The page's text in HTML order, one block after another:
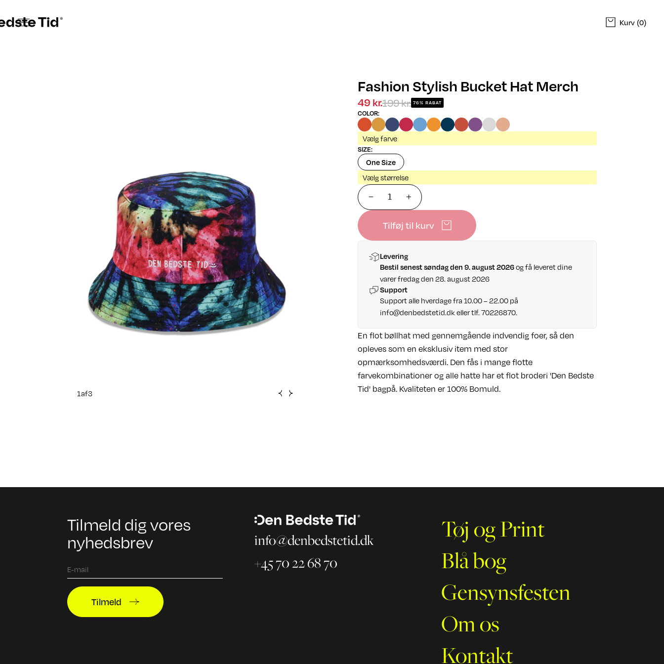
Kurv (0)
1af3
Fashion Stylish Bucket Hat Merch
49 kr.199 kr. 76% RABAT
COLOR:
Vælg farve
SIZE:
One Size
Vælg størrelse
Tilføj til kurv
Levering
Bestil senest søndag den 9. august 2026og få leveret dine
varer fredag den 28. august 2026
Support
Support alle hverdage fra 10.00 – 22.00 på
info@denbedstetid.dkeller tlf. 70226870.
En flot bøllhat med gennemgående indvendig foer, så den
opleves som en eksklusiv item med stor
opmærksomhedsværdi. Den fås i mange flotte
farvekombinationer og alle hatte har et flot broderi 'Den Bedste
Tid' bagpå. Kvaliteten er 100% Bomuld.
Tilmeld dig vores
nyhedsbrev
Tilmeld
info@denbedstetid.dk
+45 70 22 68 70
Tøj og Print
Blå bog
Gensynsfesten
Om os
Kontakt